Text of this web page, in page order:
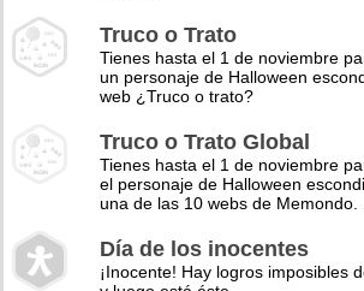
Truco o Trato
Tienes hasta el 1 de noviembre
un personaje de Halloween
web ¿Truco o trato?
Truco o Trato Global
Tienes hasta el 1 de noviembre
el personaje de Halloween
una de las 10 webs de Memondo.
Día de los inocentes
¡Inocente! Hay logros imposibles